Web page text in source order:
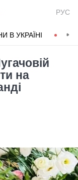
РУС
В УКРАЇНІ
на